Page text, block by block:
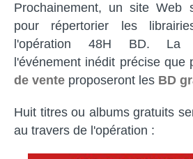
Prochainement, un site Web
pour répertorier les
l'opération 48H BD. La
l'événement inédit précise que
de vente proposeront les BD
Huit titres ou albums gratuits
au travers de l'opération :